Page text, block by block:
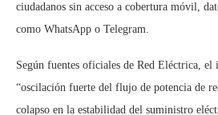
ciudadanos sin acceso a cobertura móvil,
como WhatsApp o Telegram.
Según fuentes oficiales de Red Eléctrica,
“oscilación fuerte del flujo de potencia de
colapso en la estabilidad del suministro